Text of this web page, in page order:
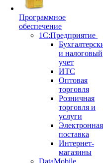
Программное
обеспечение
1С:Предприятие
и налоговый
учет
ИТС
Оптовая
торговля
Розничная
торговля и
услуги
Электронная
поставка
Интернет-
магазины
DataMobile